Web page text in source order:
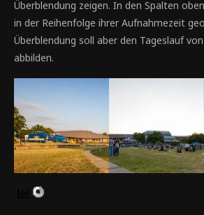
Überblendung zeigen. In den Spalten
in der Reihenfolge ihrer Aufnahmezeit
Überblendung soll aber den Tageslauf
abbilden.